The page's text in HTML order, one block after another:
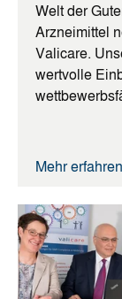
Welt der
Arzneimittel
Valicare.
wertvolle
Mehr erfahren